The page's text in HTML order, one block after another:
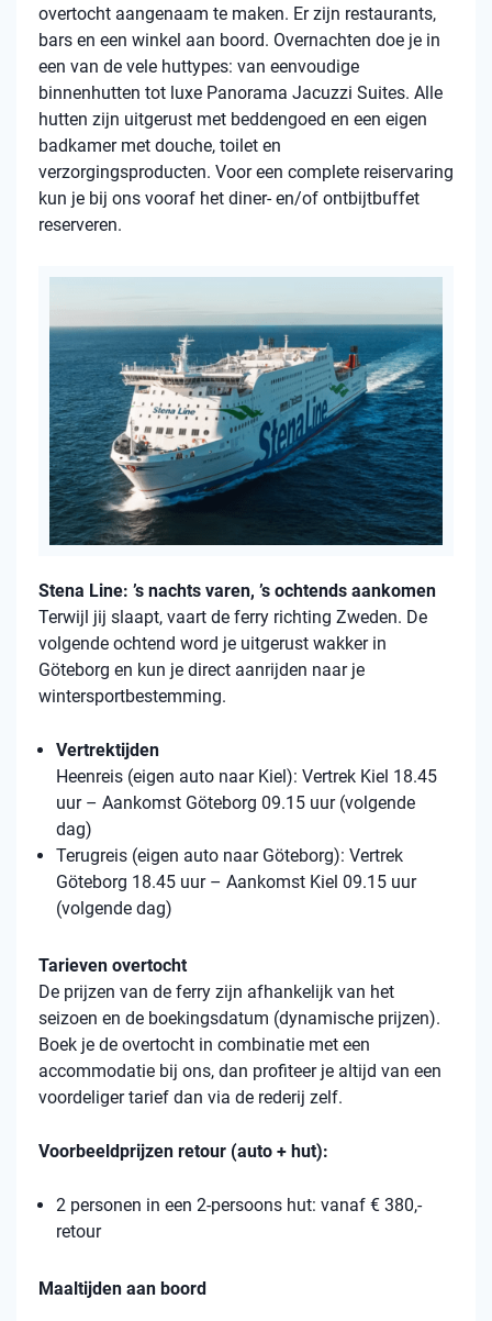
overtocht aangenaam te maken. Er zijn restaurants,
bars en een winkel aan boord. Overnachten doe je in
een van de vele huttypes: van eenvoudige
binnenhutten tot luxe Panorama Jacuzzi Suites. Alle
hutten zijn uitgerust met beddengoed en een eigen
badkamer met douche, toilet en
verzorgingsproducten. Voor een complete reiservaring
kun je bij ons vooraf het diner- en/of ontbijtbuffet
reserveren.
Stena Line: ’s nachts varen, ’s ochtends aankomen
Terwijl jij slaapt, vaart de ferry richting Zweden. De
volgende ochtend word je uitgerust wakker in
Göteborg en kun je direct aanrijden naar je
wintersportbestemming.
Vertrektijden
Heenreis (eigen auto naar Kiel): Vertrek Kiel 18.45
uur – Aankomst Göteborg 09.15 uur (volgende
dag)
Terugreis (eigen auto naar Göteborg): Vertrek
Göteborg 18.45 uur – Aankomst Kiel 09.15 uur
(volgende dag)
Tarieven overtocht
De prijzen van de ferry zijn afhankelijk van het
seizoen en de boekingsdatum (dynamische prijzen).
Boek je de overtocht in combinatie met een
accommodatie bij ons, dan profiteer je altijd van een
voordeliger tarief dan via de rederij zelf.
Voorbeeldprijzen retour (auto + hut):
2 personen in een 2-persoons hut: vanaf € 380,-
retour
Maaltijden aan boord